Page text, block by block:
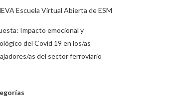
Escuela Virtual Abierta de ESM
Impacto emocional y
del Covid 19 en los/as
as del sector ferroviario